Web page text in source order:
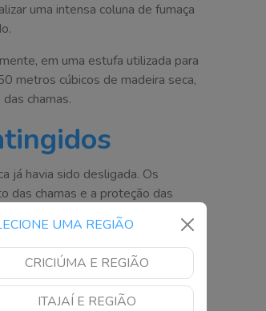
UMA REGIÃO
CRICIÚMA E REGIÃO
ITAJAÍ E REGIÃO
uma intensa coluna de fumaça
em uma estufa utilizada para
metros cúbicos de madeira seca,
chamas.
já havia sido desligada. Os
das chamas e a proteção das
disso, quatro caminhões que
de todos eles ficaram
do incêndio.